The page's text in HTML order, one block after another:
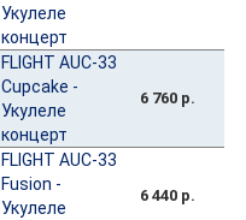
Укулеле
концерт
FLIGHT AUC-33
Cupcake -
Укулеле
концерт
6 760 р.
FLIGHT AUC-33
Fusion -
Укулеле
6 440 р.